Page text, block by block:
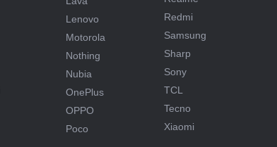
Lenovo
Motorola
Nothing
Nubia
OnePlus
OPPO
Poco
Redmi
Samsung
Sharp
Sony
TCL
Tecno
Xiaomi